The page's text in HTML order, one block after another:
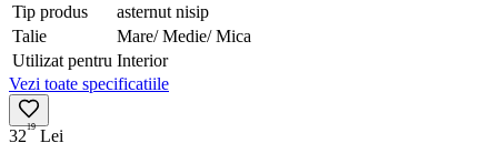
Tip produs
asternut nisip
Talie
Mare/ Medie/ Mica
Utilizat pentru Interior
Vezi toate specificatiile
3219 Lei